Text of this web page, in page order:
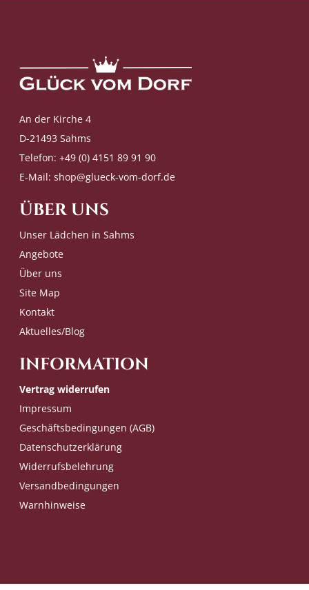
An der Kirche 4
D-21493 Sahms
Telefon: +49 (0) 4151 89 91 90
E-Mail: shop@glueck-vom-dorf.de
ÜBER UNS
Unser Lädchen in Sahms
Angebote
Über uns
Site Map
Kontakt
Aktuelles/Blog
INFORMATION
Vertrag widerrufen
Impressum
Geschäftsbedingungen (AGB)
Datenschutzerklärung
Widerrufsbelehrung
Versandbedingungen
Warnhinweise